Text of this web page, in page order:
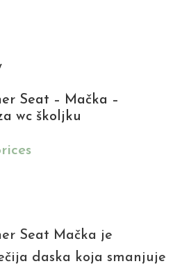
Seat – Mačka –
wc školjku
Seat Mačka je
daska koja smanjuje